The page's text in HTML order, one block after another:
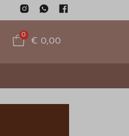
0
€ 0,00